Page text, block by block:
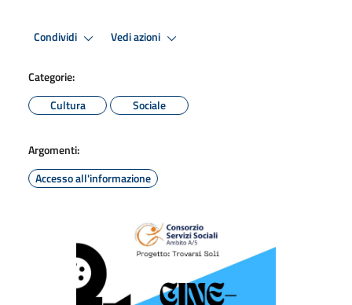
Condividi Vedi azioni
Categorie:
Cultura
Sociale
Argomenti:
Accesso all'informazione